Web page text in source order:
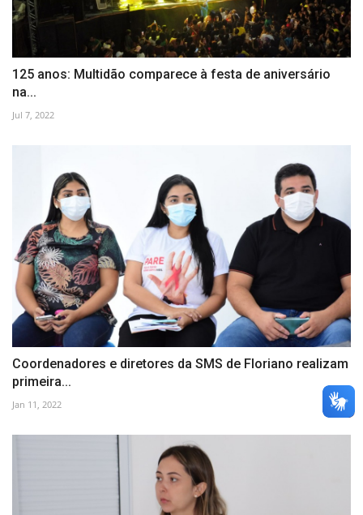
125 anos: Multidão comparece à festa de aniversário
na...
Jul 7, 2022
Coordenadores e diretores da SMS de Floriano realizam
primeira...
Jan 11, 2022